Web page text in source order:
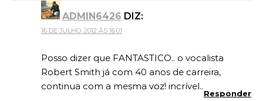
ADMIN6426 DIZ:
16 DE JULHO, 2012 ÀS 16:01
Posso dizer que FANTASTICO.. o vocalista
Robert Smith já com 40 anos de carreira,
continua com a mesma voz! incrível..
Responder